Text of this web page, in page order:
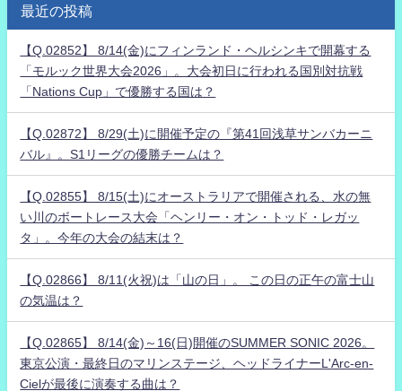
最近の投稿
【Q.02852】 8/14(金)にフィンランド・ヘルシンキで開幕する
「モルック世界大会2026」。大会初日に行われる国別対抗戦
「Nations Cup」で優勝する国は？
【Q.02872】 8/29(土)に開催予定の『第41回浅草サンバカーニ
バル』。S1リーグの優勝チームは？
【Q.02855】 8/15(土)にオーストラリアで開催される、水の無
い川のボートレース大会「ヘンリー・オン・トッド・レガッ
タ」。今年の大会の結末は？
【Q.02866】 8/11(火祝)は「山の日」。 この日の正午の富士山
の気温は？
【Q.02865】 8/14(金)～16(日)開催のSUMMER SONIC 2026。
東京公演・最終日のマリンステージ、ヘッドライナーL'Arc-en-
Cielが最後に演奏する曲は？